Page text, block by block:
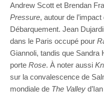
Andrew Scott et Brendan
Pressure, autour de
Débarquement. Jean
dans le Paris occupé pour
Giannoli, tandis que Sandra
porte Rose. À noter aussi
sur la convalescence de
mondiale de The Valley